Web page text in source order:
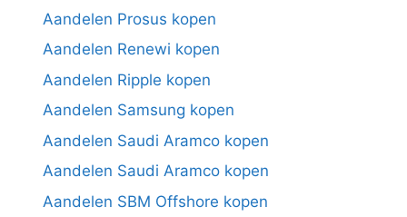
Aandelen Prosus kopen
Aandelen Renewi kopen
Aandelen Ripple kopen
Aandelen Samsung kopen
Aandelen Saudi Aramco kopen
Aandelen Saudi Aramco kopen
Aandelen SBM Offshore kopen